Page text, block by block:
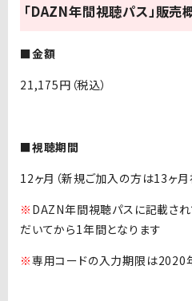
「DAZN年間視聴パス」販売
■金額
21,175円（税込）
■視聴期間
12ヶ月（新規ご加入の方は13ヶ月
※ DAZN年間視聴パスに記載さ
だいてから1年間となります
※専用コードの入力期限は2020